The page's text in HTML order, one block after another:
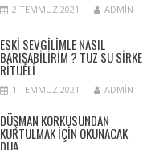
2 TEMMUZ 2021 ADMIN
ESKI SEVGILIMLE NASIL
BARIŞABILIRIM ? TUZ SU SIRKE
RITÜELI
1 TEMMUZ 2021 ADMIN
DÜŞMAN KORKUSUNDAN
KURTULMAK İÇIN OKUNACAK
DUA